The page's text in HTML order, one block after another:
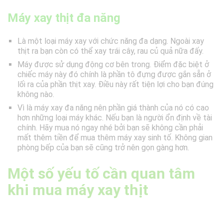
Máy xay thịt đa năng
Là một loại máy xay với chức năng đa dạng. Ngoài xay
thịt ra bạn còn có thể xay trái cây, rau củ quả nữa đấy.
Máy được sử dụng động cơ bên trong. Điểm đặc biệt ở
chiếc máy này đó chính là phần tô đựng được gắn sẵn ở
lối ra của phần thịt xay. Điều này rất tiện lợi cho bạn đúng
không nào.
Vì là máy xay đa năng nên phần giá thành của nó có cao
hơn những loại máy khác. Nếu bạn là người ổn định về tài
chính. Hãy mua nó ngay nhé bởi bạn sẽ không cần phải
mất thêm tiền để mua thêm máy xay sinh tố. Không gian
phòng bếp của bạn sẽ cũng trở nên gọn gàng hơn.
Một số yếu tố cần quan tâm
khi mua máy xay thịt